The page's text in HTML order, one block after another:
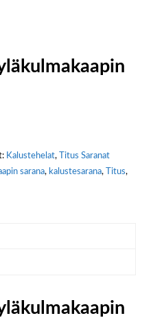
Kalustehelat,Titus Saranat
sarana, kalustesarana,Titus,